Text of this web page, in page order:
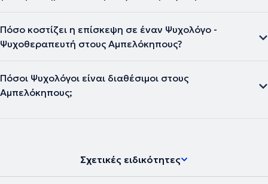
Πόσο κοστίζει η επίσκεψη σε έναν Ψυχολόγο -
Ψυχοθεραπευτή στους Αμπελόκηπους?
Πόσοι Ψυχολόγοι είναι διαθέσιμοι στους
Αμπελόκηπους;
Σχετικές ειδικότητες